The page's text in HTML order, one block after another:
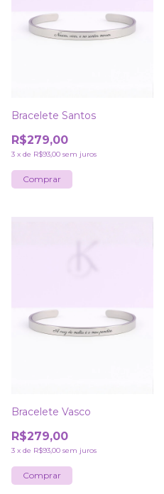
Bracelete Santos
R$279,00
3 x de R$93,00 sem juros
Comprar
Bracelete Vasco
R$279,00
3 x de R$93,00 sem juros
Comprar